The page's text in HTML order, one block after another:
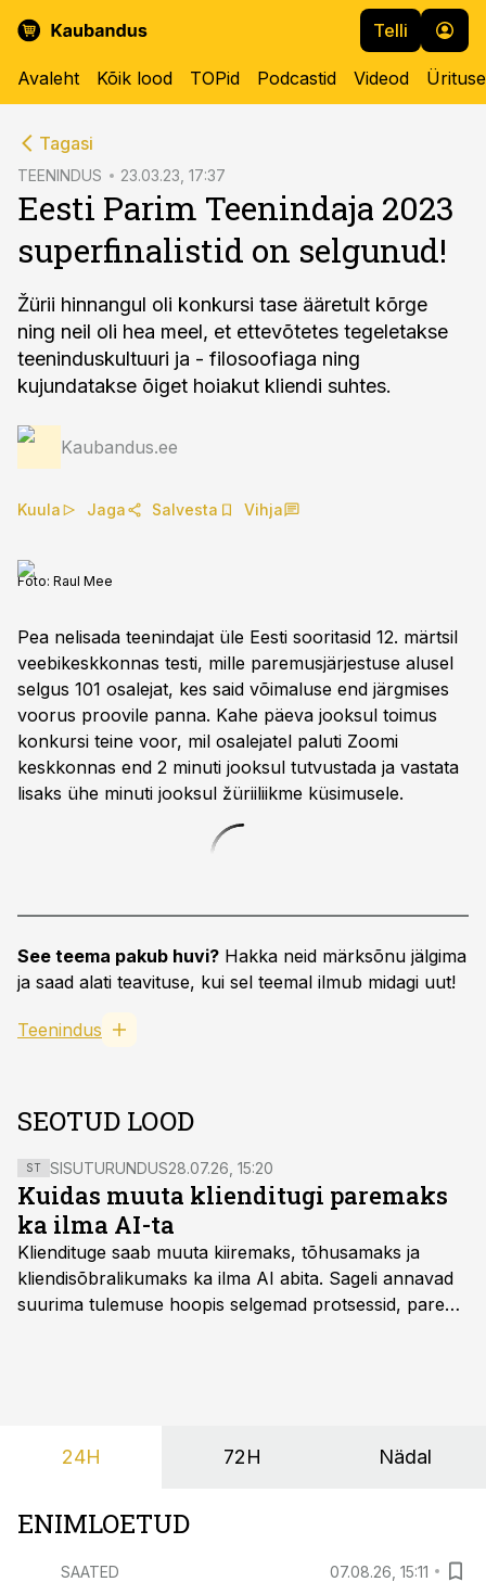
Telli
Avaleht Kõik lood TOPid Podcastid Videod
Tagasi
TEENINDUS 23.03.23, 17:37
Eesti Parim Teenindaja 2023
superfinalistid on selgunud!
Žürii hinnangul oli konkursi tase ääretult kõrge
ning neil oli hea meel, et ettevõtetes tegeletakse
teeninduskultuuri ja - filosoofiaga ning
kujundatakse õiget hoiakut kliendi suhtes.
Kaubandus.ee
Kuula Jaga Salvesta Vihja
Foto: Raul Mee
Pea nelisada teenindajat üle Eesti sooritasid 12. märtsil
veebikeskkonnas testi, mille paremusjärjestuse alusel
selgus 101 osalejat, kes said võimaluse end järgmises
voorus proovile panna. Kahe päeva jooksul toimus
konkursi teine voor, mil osalejatel paluti Zoomi
keskkonnas end 2 minuti jooksul tutvustada ja vastata
lisaks ühe minuti jooksul žüriiliikme küsimusele.
See teema pakub huvi? Hakka neid märksõnu jälgima
ja saad alati teavituse, kui sel teemal ilmub midagi uut!
Teenindus
SEOTUD LOOD
ST SISUTURUNDUS28.07.26, 15:20
Kuidas muuta klienditugi paremaks
ka ilma AI-ta
Kliendituge saab muuta kiiremaks, tõhusamaks ja
kliendisõbralikumaks ka ilma AI abita. Sageli annavad
suurima tulemuse hoopis selgemad protsessid, parem
24H 72H Nädal
ENIMLOETUD
SAATED 07.08.26, 15:11